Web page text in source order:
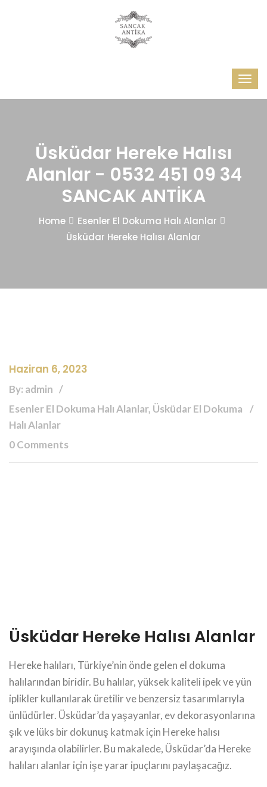
Üsküdar Hereke Halısı
Alanlar - 0532 451 09 34
SANCAK ANTİKA
Home
Esenler El Dokuma Halı Alanlar
Üsküdar Hereke Halısı Alanlar
Haziran 6, 2023
By: admin
Esenler El Dokuma Halı Alanlar, Üsküdar El Dokuma
Halı Alanlar
0 Comments
Üsküdar Hereke Halısı Alanlar
Hereke halıları, Türkiye’nin önde gelen el dokuma
halılarından biridir. Bu halılar, yüksek kaliteli ipek ve yün
iplikler kullanılarak üretilir ve benzersiz tasarımlarıyla
ünlüdürler. Üsküdar’da yaşayanlar, ev dekorasyonlarına
şık ve lüks bir dokunuş katmak için Hereke halısı
arayışında olabilirler. Bu makalede, Üsküdar’da Hereke
halıları alanlar için işe yarar ipuçlarını paylaşacağız.